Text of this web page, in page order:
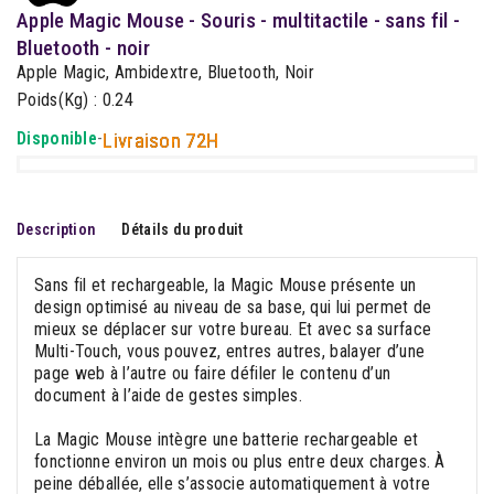
Apple Magic Mouse - Souris - multitactile - sans fil -
Bluetooth - noir
Apple Magic, Ambidextre, Bluetooth, Noir
Poids(Kg) : 0.24
Disponible-Livraison 72H
Description Détails du produit
Sans fil et rechargeable, la Magic Mouse présente un
design optimisé au niveau de sa base, qui lui permet de
mieux se déplacer sur votre bureau. Et avec sa surface
Multi-Touch, vous pouvez, entres autres, balayer d’une
page web à l’autre ou faire défiler le contenu d’un
document à l’aide de gestes simples.
La Magic Mouse intègre une batterie rechargeable et
fonctionne environ un mois ou plus entre deux charges. À
peine déballée, elle s’associe automatiquement à votre